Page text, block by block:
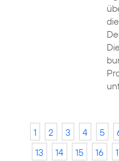
1 2 3 4 5
13
14 15 16